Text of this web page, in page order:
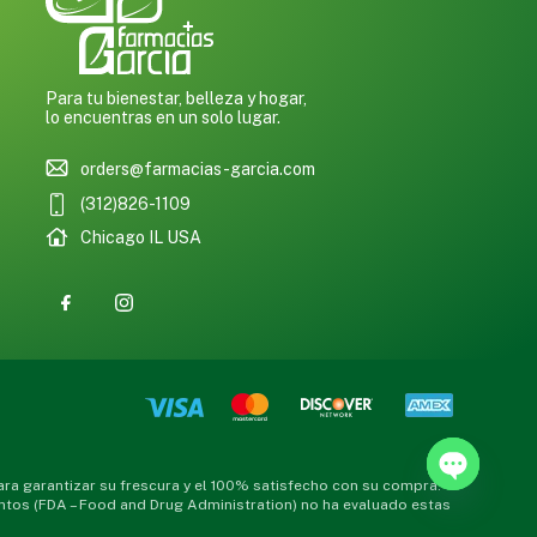
Para tu bienestar, belleza y hogar,
lo encuentras en un solo lugar.
orders@farmacias-garcia.com
(312)826-1109
Chicago IL USA
garantizar su frescura y el 100% satisfecho con su compra.
(FDA – Food and Drug Administration) no ha evaluado estas